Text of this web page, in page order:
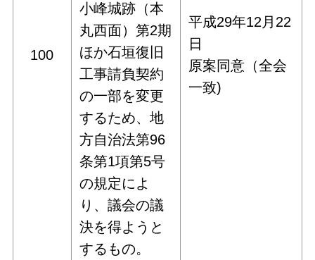
100
平成29年12月22
日
原案同意（全会
一致)
小峰城跡（本
丸西面）第2期
ほか石垣復旧
工事請負契約
の一部を変更
するため、地
方自治法第96
条第1項第5号
の規定によ
り、議会の議
決を得ようと
するもの。